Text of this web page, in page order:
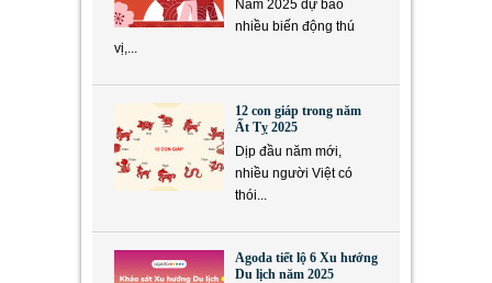
Năm 2025 dự báo
nhiều biến động thú
vị,...
12 con giáp trong năm
Ất Tỵ 2025
Dịp đầu năm mới,
nhiều người Việt có
thói...
Agoda tiết lộ 6 Xu hướng
Du lịch năm 2025